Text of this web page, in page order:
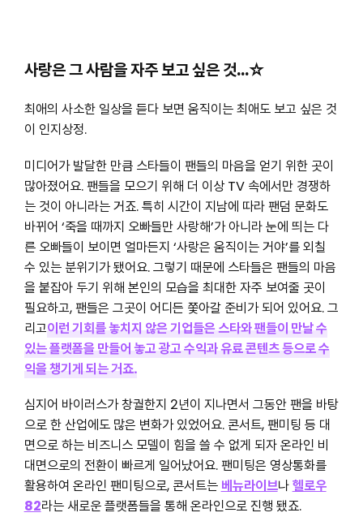
사랑은 그 사람을 자주 보고 싶은 것…☆
최애의 사소한 일상을 듣다 보면 움직이는 최애도 보고 싶은 것
이 인지상정.
미디어가 발달한 만큼 스타들이 팬들의 마음을 얻기 위한 곳이
많아졌어요. 팬들을 모으기 위해 더 이상 TV 속에서만 경쟁하
는 것이 아니라는 거죠. 특히 시간이 지남에 따라 팬덤 문화도
바뀌어 ‘죽을 때까지 오빠들만 사랑해’가 아니라 눈에 띄는 다
른 오빠들이 보이면 얼마든지 ‘사랑은 움직이는 거야’를 외칠
수 있는 분위기가 됐어요. 그렇기 때문에 스타들은 팬들의 마음
을 붙잡아 두기 위해 본인의 모습을 최대한 자주 보여줄 곳이
필요하고, 팬들은 그곳이 어디든 쫓아갈 준비가 되어 있어요. 그
리고이런 기회를 놓치지 않은 기업들은 스타와 팬들이 만날 수
있는 플랫폼을 만들어 놓고 광고 수익과 유료 콘텐츠 등으로 수
익을 챙기게 되는 거죠.
심지어 바이러스가 창궐한지 2년이 지나면서 그동안 팬을 바탕
으로 한 산업에도 많은 변화가 있었어요. 콘서트, 팬미팅 등 대
면으로 하는 비즈니스 모델이 힘을 쓸 수 없게 되자 온라인 비
대면으로의 전환이 빠르게 일어났어요. 팬미팅은 영상통화를
활용하여 온라인 팬미팅으로, 콘서트는 베뉴라이브나헬로우
82라는 새로운 플랫폼들을 통해 온라인으로 진행 됐죠.